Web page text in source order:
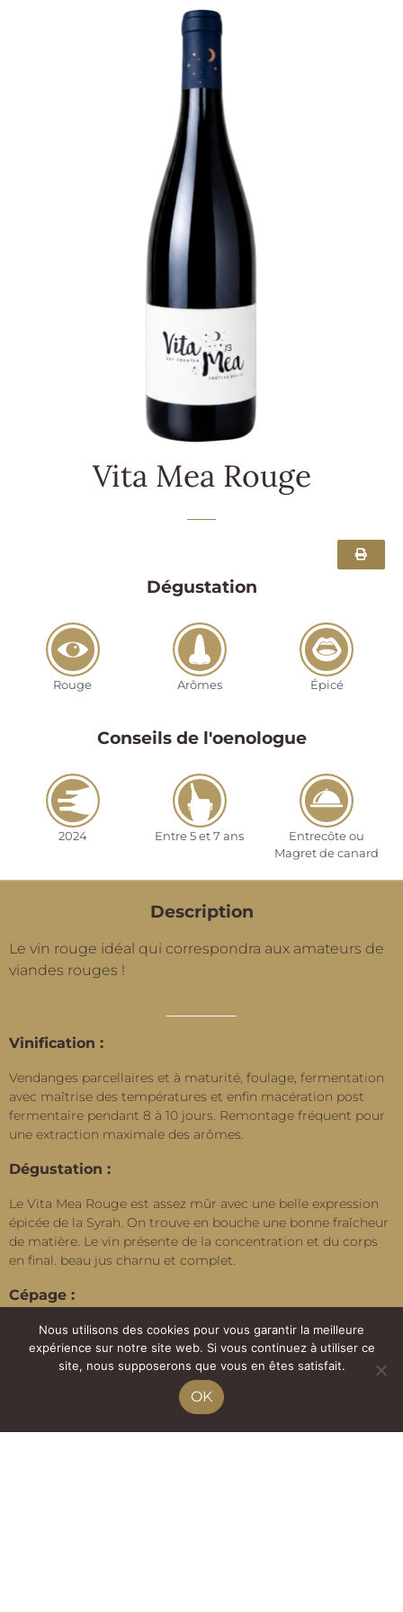
Vita Mea Rouge
Dégustation
Rouge Arômes Épicé
Conseils de l'oenologue
2024 Entre 5 et 7 ans
Entrecôte ou
Magret de canard
Description
Le vin rouge idéal qui correspondra aux amateurs de
viandes rouges !
Vinification :
Vendanges parcellaires et à maturité, foulage, fermentation
avec maîtrise des températures et enfin macération post
fermentaire pendant 8 à 10 jours. Remontage fréquent pour
une extraction maximale des arômes.
Dégustation :
Le Vita Mea Rouge est assez mûr avec une belle expression
épicée de la Syrah. On trouve en bouche une bonne fraîcheur
de matière. Le vin présente de la concentration et du corps
en final. beau jus charnu et complet.
Cépage :
Négrette, Syrah, Cabernet
Nos conseils :
À déguster avec entrecôte et magret de canard
Nous utilisons des cookies pour vous garantir la meilleure
expérience sur notre site web. Si vous continuez à utiliser ce
site, nous supposerons que vous en êtes satisfait.
OK